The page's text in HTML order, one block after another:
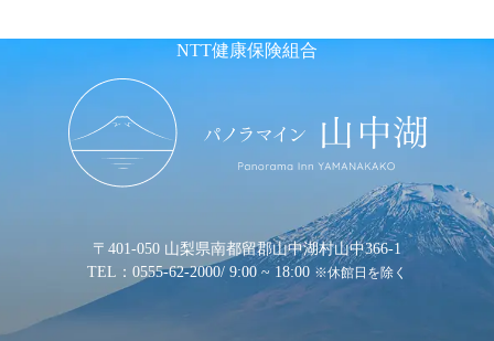
NTT健康保険組合
〒401-050 山梨県南都留郡山中湖村山中366-1
TEL：0555-62-2000/ 9:00 ~ 18:00 ※休館日を除く